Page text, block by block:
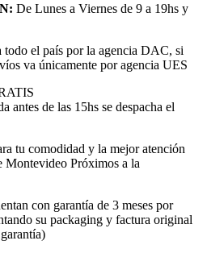
De Lunes a Viernes de 9 a 19hs y
todo el país por la agencia DAC, si
va únicamente por agencia UES
antes de las 15hs se despacha el
tu comodidad y la mejor atención
Montevideo Próximos a la
con garantía de 3 meses por
su packaging y factura original